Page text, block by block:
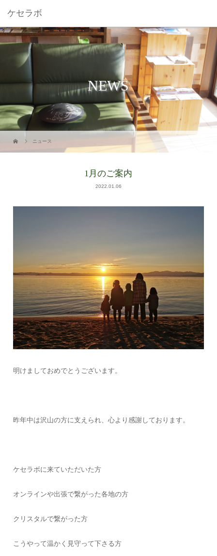
ケセラボ
NEWS
ニュース
1月のご案内
2022.01.06
明けましておめでとうございます。
昨年中は沢山の方に支えられ、心より感謝しております。
ケセラボに来ていただいた方
オンラインや出張で繋がった各地の方
クリスタルで繋がった方
こうやって温かく見守って下さる方